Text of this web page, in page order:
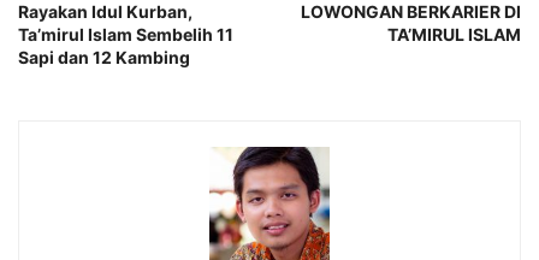
Rayakan Idul Kurban,
Ta’mirul Islam Sembelih 11
Sapi dan 12 Kambing
LOWONGAN BERKARIER DI
TA’MIRUL ISLAM